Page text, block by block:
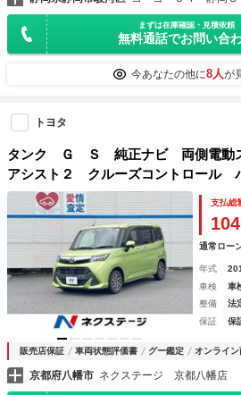
まずは在庫確認・見積依頼
無料通話でお問い合
今あなたの他に8人が
トヨタ
タンク Ｇ Ｓ 純正ナビ 両側電動
アシスト２ クルーズコントロー
Ｂｌｕｅｔｏｏｔｈ ＬＥＤヘッドラ
ルミホイール オートライト
支払総
通常ロー
年式
車検
車
整備
法
保証
保
販売店保証 車両状態評価書 グー鑑定 オンライン
京都府八幡市 ネクステージ 京都八幡店